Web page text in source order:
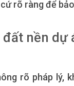
rõ ràng để
nền dự
rõ pháp lý,